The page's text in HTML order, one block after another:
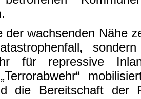
der wachsenden Nähe
für repressive
die Bereitschaft der